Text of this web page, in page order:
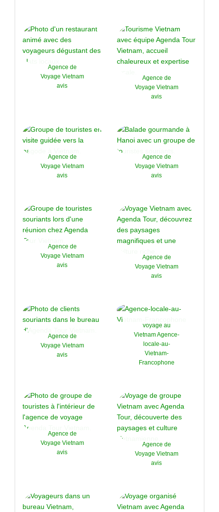
Agence de
Voyage Vietnam
avis
Agence de
Voyage Vietnam
avis
Agence de
Voyage Vietnam
avis
Agence de
Voyage Vietnam
avis
Agence de
Voyage Vietnam
avis
Agence de
Voyage Vietnam
avis
Agence de
Voyage Vietnam
avis
voyage au
Vietnam Agence-
locale-au-
Vietnam-
Francophone
Agence de
Voyage Vietnam
avis
Agence de
Voyage Vietnam
avis